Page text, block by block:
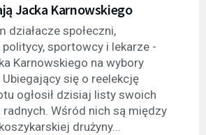
Jacka Karnowskiego
działacze społeczni,
sportowcy i lekarze -
Karnowskiego na wybory
się o reelekcję
ogłosił dzisiaj listy swoich
Wśród nich są między
drużyny...